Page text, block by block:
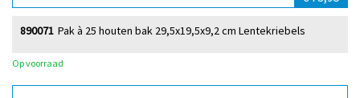
Pak à 25 houten bak 29,5x19,5x9,2 cm Lentekriebels
890071
Op voorraad